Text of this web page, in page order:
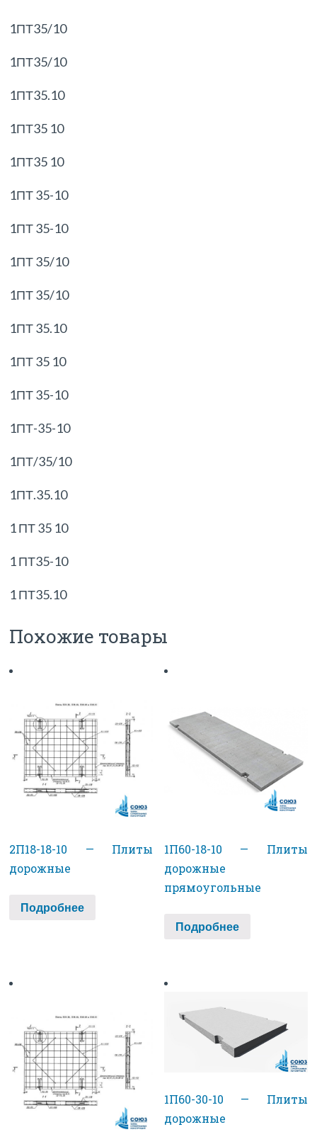
1ПТ35/10
1ПТ35/10
1ПТ35.10
1ПТ35 10
1ПТ35 10
1ПТ 35-10
1ПТ 35-10
1ПТ 35/10
1ПТ 35/10
1ПТ 35.10
1ПТ 35 10
1ПТ 35-10
1ПТ-35-10
1ПТ/35/10
1ПТ.35.10
1 ПТ 35 10
1 ПТ35-10
1 ПТ35.10
Похожие товары
2П18-18-10 — Плиты
дорожные
Подробнее
1П60-18-10 — Плиты
дорожные
прямоугольные
Подробнее
1П60-30-10 — Плиты
дорожные